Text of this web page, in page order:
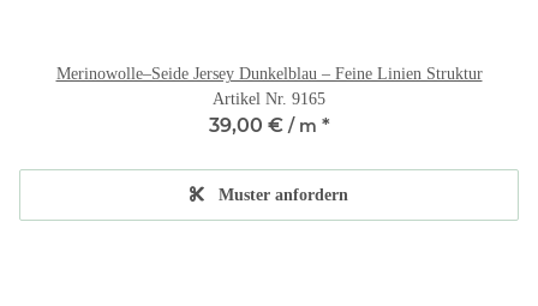
Merinowolle–Seide Jersey Dunkelblau – Feine Linien Struktur
Artikel Nr. 9165
39,00 €/ m *
Muster anfordern